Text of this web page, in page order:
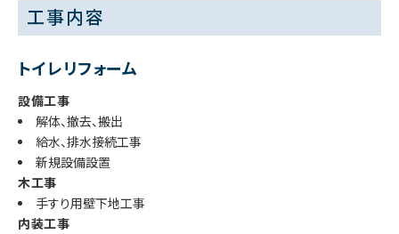
工事内容
トイレリフォーム
設備工事
解体、撤去、搬出
給水、排水接続工事
新規設備設置
木工事
手すり用壁下地工事
内装工事